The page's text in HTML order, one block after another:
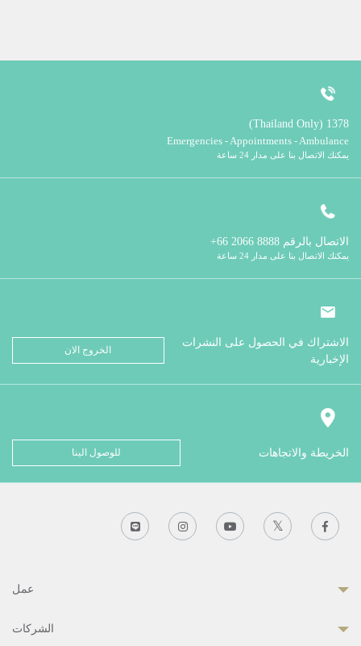
1378 (Thailand Only)
Emergencies - Appointments - Ambulance
يمكنك الاتصال بنا على مدار 24 ساعة
الاتصال بالرقم
يمكنك الاتصال بنا على مدار 24 ساعة
الاشتراك في الحصول على النشرات
الإخبارية
الخروج الان
الخريطة والاتجاهات للوصول الينا
عمل
الشركات